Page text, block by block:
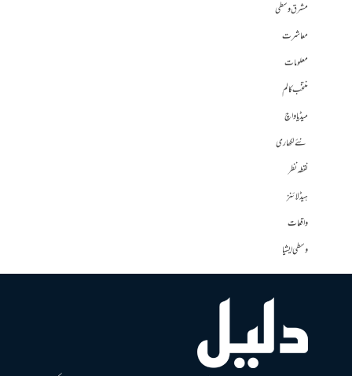
مشرق وسطی
معاشرت
معلومات
منتخب کالم
میڈیا واچ
نئے لکھاری
نقطہ نظر
ہیڈلائنز
واقعات
وسطی ایشیا